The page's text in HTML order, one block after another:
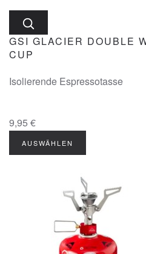
GSI GLACIER DOUBLE
CUP
Isolierende Espressotasse
9,95 €